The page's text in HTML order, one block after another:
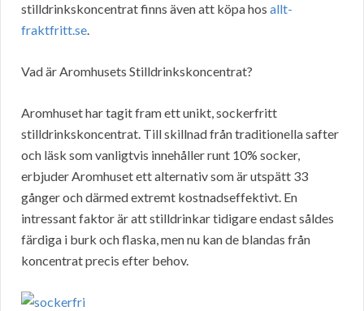
stilldrinkskoncentrat finns även att köpa hos allt-
fraktfritt.se.
Vad är Aromhusets Stilldrinkskoncentrat?
Aromhuset har tagit fram ett unikt, sockerfritt
stilldrinkskoncentrat. Till skillnad från traditionella safter
och läsk som vanligtvis innehåller runt 10% socker,
erbjuder Aromhuset ett alternativ som är utspätt 33
gånger och därmed extremt kostnadseffektivt. En
intressant faktor är att stilldrinkar tidigare endast såldes
färdiga i burk och flaska, men nu kan de blandas från
koncentrat precis efter behov.